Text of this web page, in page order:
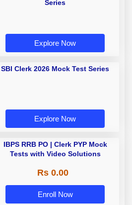
Series
Explore Now
SBI Clerk 2026 Mock Test Series
Explore Now
IBPS RRB PO | Clerk PYP Mock
Tests with Video Solutions
Rs 0.00
Enroll Now